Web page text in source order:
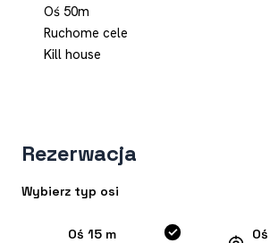
Oś 50m
Ruchome cele
Kill house
Rezerwacja
Wybierz typ osi
Oś 15 m